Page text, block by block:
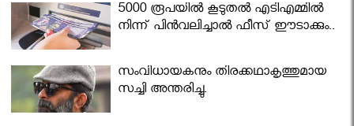
5000 രൂപയിൽ കൂടുതൽ എടിഎമ്മിൽ
നിന്ന് പിൻവലിച്ചാൽ ഫീസ് ഈടാക്കും..
സംവിധായകനും തിരക്കഥാകൃത്തുമായ
സച്ചി അന്തരിച്ചു.